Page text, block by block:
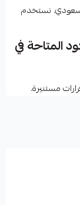
نستخدم
المتاحة في
مستنيرة.